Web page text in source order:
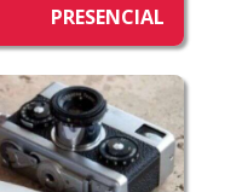
PRESENCIAL